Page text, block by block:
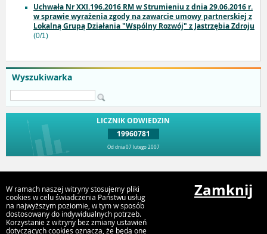
Wyszukiwarka
LICZNIK ODWIEDZIN
19960781
Od dnia 07 lutego 2007
Uchwała Nr XXI.196.2016 RM w Strumieniu z dnia 29.06.2016 r.
w sprawie wyrażenia zgody na zawarcie umowy partnerskiej z
Lokalną Grupą Działania "Wspólny Rozwój" z Jastrzębia Zdroju
(0/1)
Urząd Miejski Strumień
ul. Rynek 4, 43-246 Strumień
W ramach naszej witryny stosujemy pliki
cookies w celu świadczenia Państwu usług
na najwyższym poziomie, w tym w sposób
dostosowany do indywidualnych potrzeb.
Korzystanie z witryny bez zmiany ustawień
dotyczących cookies oznacza, że będą one
Zamknij